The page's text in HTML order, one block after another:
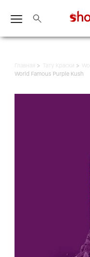
Главная Тату Краски
World Famous Purple Kush